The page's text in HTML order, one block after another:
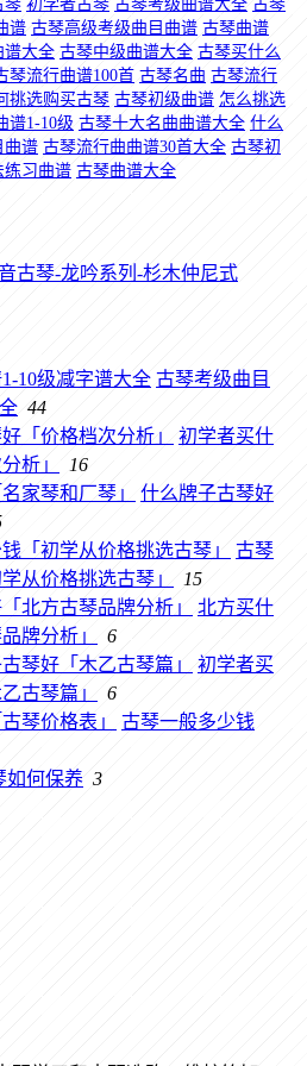
琴 初学者古琴 古琴考级曲谱大全 古琴
谱 古琴高级考级曲目曲谱 古琴曲谱
谱大全 古琴中级曲谱大全 古琴买什么
琴流行曲谱100首 古琴名曲 古琴流行
挑选购买古琴 古琴初级曲谱 怎么挑选
谱1-10级 古琴十大名曲曲谱大全 什么
曲谱 古琴流行曲曲谱30首大全 古琴初
练习曲谱 古琴曲谱大全
古琴考级曲目
44
初学者买什
析」
16
什么牌子古琴好
古琴
从价格挑选古琴」
15
北方买什
牌分析」
6
初学者买
古琴篇」
6
古琴一般多少钱
如何保养 3